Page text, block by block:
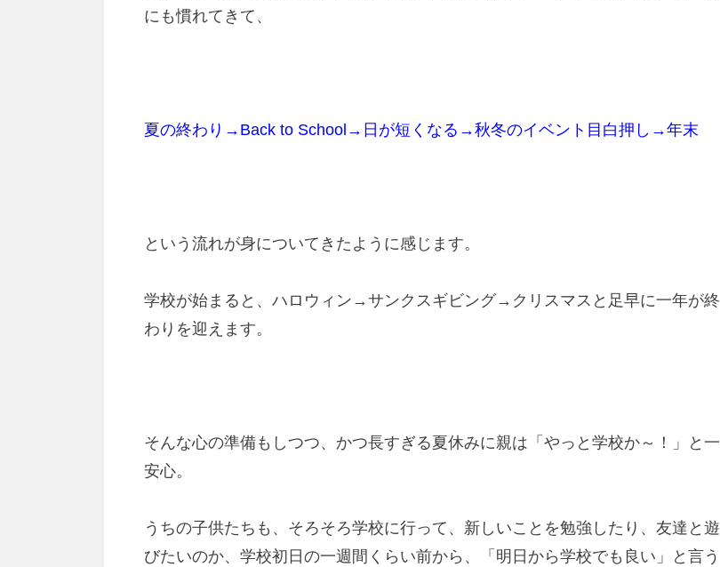
にも慣れてきて、
夏の終わり→Back to School→日が短くなる→秋冬のイベント目白押し→年末
という流れが身についてきたように感じます。
学校が始まると、ハロウィン→サンクスギビング→クリスマスと足早に一年が終
わりを迎えます。
そんな心の準備もしつつ、かつ長すぎる夏休みに親は「やっと学校か～！」と一
安心。
うちの子供たちも、そろそろ学校に行って、新しいことを勉強したり、友達と遊
びたいのか、学校初日の一週間くらい前から、「明日から学校でも良い」と言う